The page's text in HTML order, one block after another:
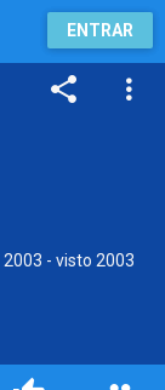
ENTRAR
2003 - visto 2003